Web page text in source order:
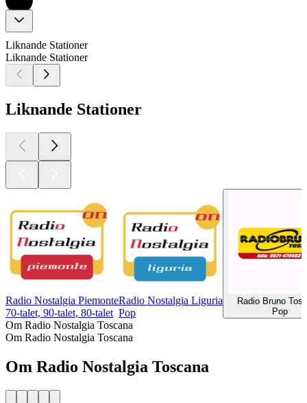
Liknande Stationer
Liknande Stationer
Liknande Stationer
Radio Nostalgia Piemonte
70-talet, 90-talet, 80-talet
Radio Nostalgia Liguria
Pop
Radio Bruno
Pop
Om Radio Nostalgia Toscana
Om Radio Nostalgia Toscana
Om Radio Nostalgia Toscana